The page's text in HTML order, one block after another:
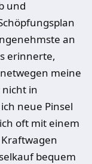
und
an
erinnerte,
meine
in
neue Pinsel
oft mit einem
bequem